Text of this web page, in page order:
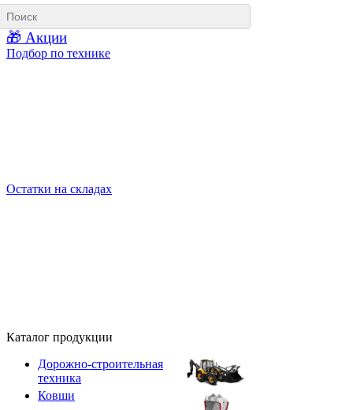
🎁 Акции
Подбор по технике
Остатки на складах
Каталог продукции
Дорожно-строительная
техника
Ковши